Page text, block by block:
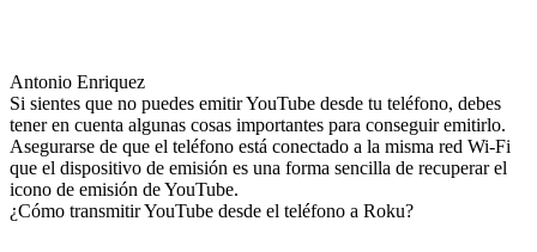
Antonio Enriquez
Si sientes que no puedes emitir YouTube desde tu teléfono, debes
tener en cuenta algunas cosas importantes para conseguir emitirlo.
Asegurarse de que el teléfono está conectado a la misma red Wi-Fi
que el dispositivo de emisión es una forma sencilla de recuperar el
icono de emisión de YouTube.
¿Cómo transmitir YouTube desde el teléfono a Roku?